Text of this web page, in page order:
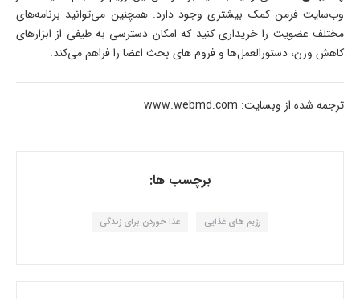
وب‌سایت فرمن کمک بیشتری وجود دارد. همچنین می‌توانید برنامه‌های
مختلف عضویت را خریداری کنید که امکان دسترسی به طیفی از ابزارهای
کاهش وزن، دستورالعمل‌ها و فروم های بحث اعضا را فراهم می‌کند.
ترجمه شده از وبسایت: www.webmd.com
برچسب ها:
رژیم های غذایی غذا خوردن برای زندگی